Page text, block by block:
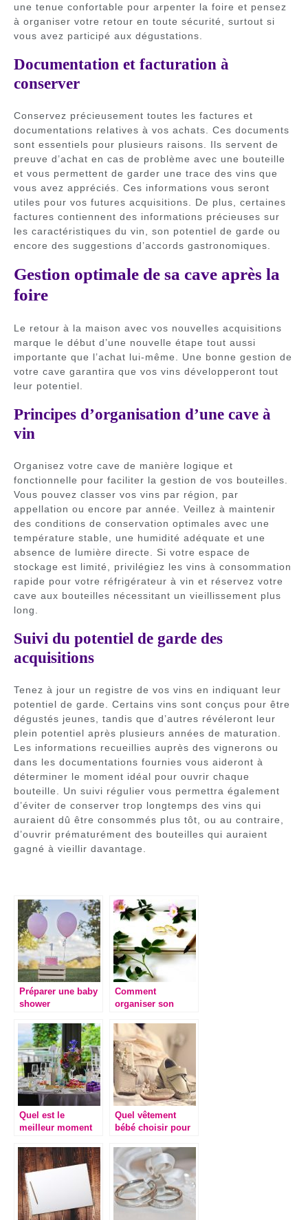
une tenue confortable pour arpenter la foire et pensez
à organiser votre retour en toute sécurité, surtout si
vous avez participé aux dégustations.
Documentation et facturation à
conserver
Conservez précieusement toutes les factures et
documentations relatives à vos achats. Ces documents
sont essentiels pour plusieurs raisons. Ils servent de
preuve d’achat en cas de problème avec une bouteille
et vous permettent de garder une trace des vins que
vous avez appréciés. Ces informations vous seront
utiles pour vos futures acquisitions. De plus, certaines
factures contiennent des informations précieuses sur
les caractéristiques du vin, son potentiel de garde ou
encore des suggestions d’accords gastronomiques.
Gestion optimale de sa cave après la
foire
Le retour à la maison avec vos nouvelles acquisitions
marque le début d’une nouvelle étape tout aussi
importante que l’achat lui-même. Une bonne gestion de
votre cave garantira que vos vins développeront tout
leur potentiel.
Principes d’organisation d’une cave à
vin
Organisez votre cave de manière logique et
fonctionnelle pour faciliter la gestion de vos bouteilles.
Vous pouvez classer vos vins par région, par
appellation ou encore par année. Veillez à maintenir
des conditions de conservation optimales avec une
température stable, une humidité adéquate et une
absence de lumière directe. Si votre espace de
stockage est limité, privilégiez les vins à consommation
rapide pour votre réfrigérateur à vin et réservez votre
cave aux bouteilles nécessitant un vieillissement plus
long.
Suivi du potentiel de garde des
acquisitions
Tenez à jour un registre de vos vins en indiquant leur
potentiel de garde. Certains vins sont conçus pour être
dégustés jeunes, tandis que d’autres révéleront leur
plein potentiel après plusieurs années de maturation.
Les informations recueillies auprès des vignerons ou
dans les documentations fournies vous aideront à
déterminer le moment idéal pour ouvrir chaque
bouteille. Un suivi régulier vous permettra également
d’éviter de conserver trop longtemps des vins qui
auraient dû être consommés plus tôt, ou au contraire,
d’ouvrir prématurément des bouteilles qui auraient
gagné à vieillir davantage.
Préparer une baby
shower
Comment
organiser son
Quel est le
meilleur moment
salle d’événement?
Quel vêtement
bébé choisir pour
petit ?